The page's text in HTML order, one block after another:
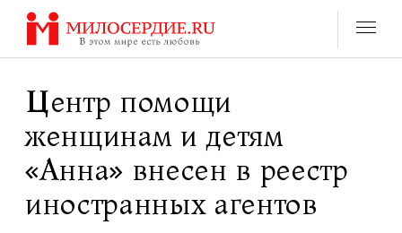
Перейти
содержанию
Центр помощи
женщинам и детям
«Анна» внесен в реестр
иностранных агентов